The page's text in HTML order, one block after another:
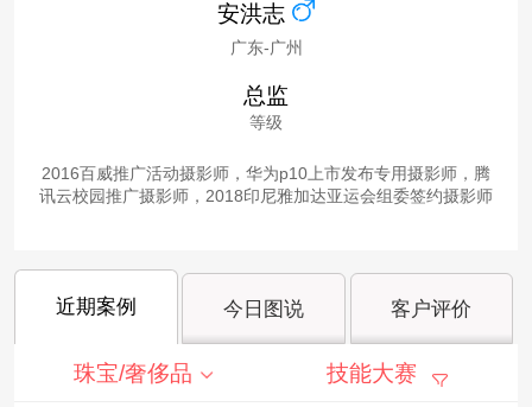
安洪志
广东-广州
总监
等级
2016百威推广活动摄影师，华为p10上市发布专用摄影师，腾
讯云校园推广摄影师，2018印尼雅加达亚运会组委签约摄影师
近期案例 今日图说 客户评价
珠宝/奢侈品 技能大赛